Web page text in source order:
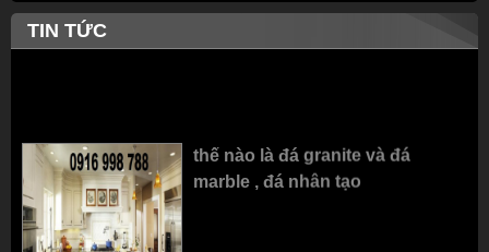
HÀ NỘI
TIN TỨC
marble , đá nhân tạo